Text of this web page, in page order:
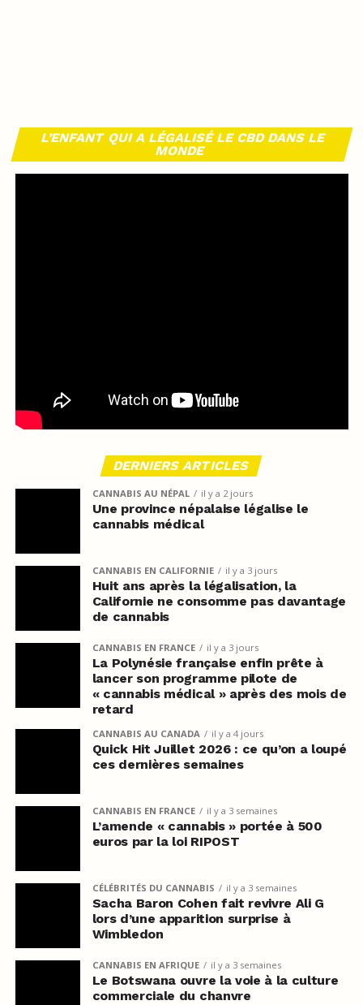
L’ENFANT QUI A LÉGALISÉ LE CBD DANS LE
MONDE
DERNIERS ARTICLES
CANNABIS AU NÉPAL il y a 2 jours
Une province népalaise légalise le
cannabis médical
CANNABIS EN CALIFORNIE il y a 3 jours
Huit ans après la légalisation, la
Californie ne consomme pas davantage
de cannabis
CANNABIS EN FRANCE il y a 3 jours
La Polynésie française enfin prête à
lancer son programme pilote de
« cannabis médical » après des mois de
retard
CANNABIS AU CANADA il y a 4 jours
Quick Hit Juillet 2026 : ce qu’on a loupé
ces dernières semaines
CANNABIS EN FRANCE il y a 3 semaines
L’amende « cannabis » portée à 500
euros par la loi RIPOST
CÉLÉBRITÉS DU CANNABIS il y a 3 semaines
Sacha Baron Cohen fait revivre Ali G
lors d’une apparition surprise à
Wimbledon
CANNABIS EN AFRIQUE il y a 3 semaines
Le Botswana ouvre la voie à la culture
commerciale du chanvre